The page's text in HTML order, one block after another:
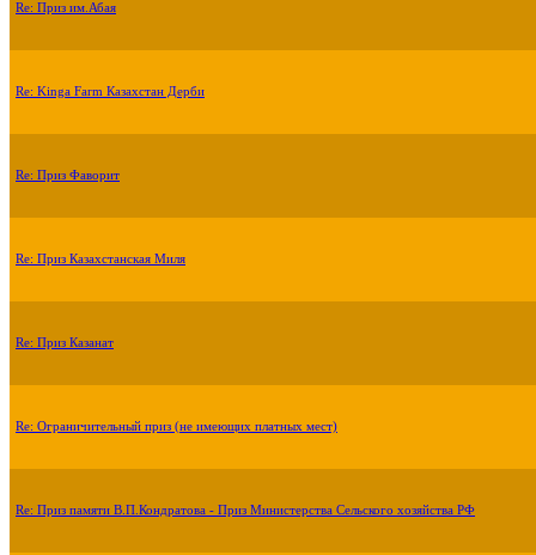
Re: Приз им.Абая
Re: Kinga Farm Казахстан Дерби
Re: Приз Фаворит
Re: Приз Казахстанская Миля
Re: Приз Казанат
Re: Ограничительный приз (не имеющих платных мест)
Re: Приз памяти В.П.Кондратова - Приз Министерства Сельского хозяйства РФ